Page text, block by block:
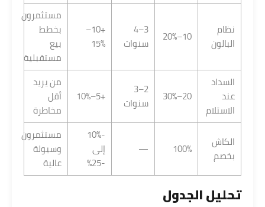
نظام
البالون
10–20%
3–4
سنوات
+10–
15%
مستثمرون
بخطط
بيع
مستقبلية
السداد
عند
الاستلام
20–30%
2–3
سنوات
+5–10%
من يريد
أقل
مخاطرة
الكاش
بخصم
100%
—
-10%
إلى
-25%
مستثمرون
وسيولة
عالية
تحليل الجدول